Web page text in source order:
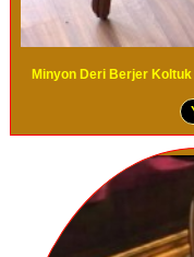
Minyon Deri Berjer Koltuk